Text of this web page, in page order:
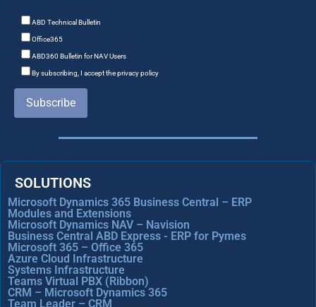
ABD Technical Bulletin
Office365
ABD360 Bulletin for NAV Users
By subscribing, I accept the privacy policy
Subscribe
SOLUTIONS
Microsoft Dynamics 365 Business Central – ERP
Modules and Extensions
Microsoft Dynamics NAV – Navision
Business Central ABD Express - ERP for Pymes
Microsoft 365 – Office 365
Azure Cloud Infrastructure
Systems Infrastructure
Teams Virtual PBX (Ribbon)
CRM – Microsoft Dynamics 365
Team Leader – CRM